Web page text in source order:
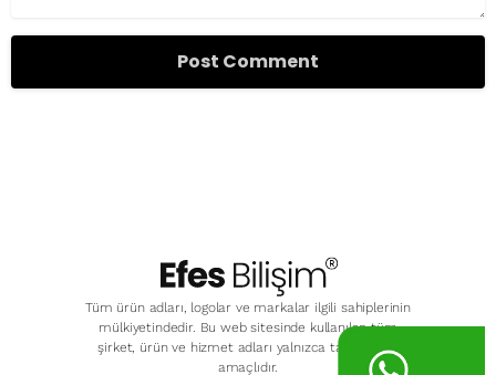
Tüm ürün adları, logolar ve markalar ilgili sahiplerinin
mülkiyetindedir. Bu web sitesinde kullanılan tüm
şirket, ürün ve hizmet adları yalnızca tanımlama
amaçlıdır.